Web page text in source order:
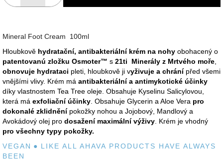
Mineral Foot Cream 100ml
Hloubkově hydratační, antibakteriální krém na nohy obohacený o
patentovanú zložku Osmoter™ s 21ti Minerály z Mrtvého moře,
obnovuje hydrataci pleti, hloubkově ji vyživuje a chránípřed všemi
vnějšími vlivy. Krém má antibakteriální a antimykotické účinky
díky vlastnostem Tea Tree oleje. Obsahuje Kyselinu Salicylovou,
která má exfoliační účinky. Obsahuje Glycerin a Aloe Vera pro
dokonalé zklidněnípokožky nohou a Jojobový, Mandlový a
Avokádový olej pro dosažení maximální výživy. Krém je vhodný
pro všechny typy pokožky.
VEGAN ● LIKE ALL AHAVA PRODUCTS HAVE ALWAYS
BEEN